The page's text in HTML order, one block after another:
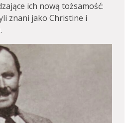
ich nową tożsamość:
znani jako Christine i